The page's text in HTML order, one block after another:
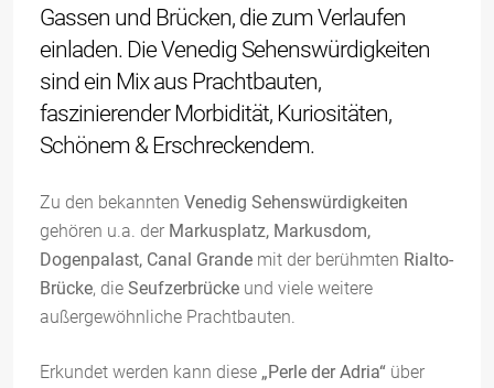
Gassen und Brücken, die zum Verlaufen
einladen. Die Venedig Sehenswürdigkeiten
sind ein Mix aus Prachtbauten,
faszinierender Morbidität, Kuriositäten,
Schönem & Erschreckendem.
Zu den bekannten Venedig Sehenswürdigkeiten
gehören u.a. der Markusplatz, Markusdom,
Dogenpalast, Canal Grande mit der berühmten Rialto-
Brücke, die Seufzerbrücke und viele weitere
außergewöhnliche Prachtbauten.
Erkundet werden kann diese „Perle der Adria“ über